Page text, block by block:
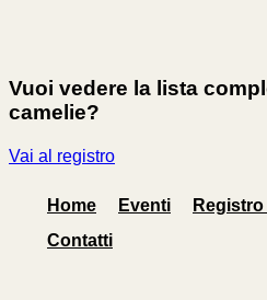
Vuoi vedere la lista
camelie?
Vai al registro
Home Eventi
Contatti